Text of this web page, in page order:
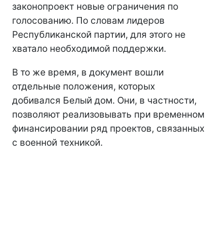
законопроект новые ограничения по
голосованию. По словам лидеров
Республиканской партии, для этого не
хватало необходимой поддержки.
В то же время, в документ вошли
отдельные положения, которых
добивался Белый дом. Они, в частности,
позволяют реализовывать при временном
финансировании ряд проектов, связанных
с военной техникой.